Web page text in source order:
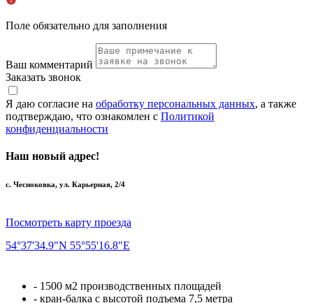
Поле обязательно для заполнения
Ваш комментарий
Заказать звонок
Я даю согласие на обработку персональных данных, а также
подтверждаю, что ознакомлен с Политикой
конфиденциальности
Наш новый адрес!
с. Чесноковка, ул. Карьерная, 2/4
Посмотреть карту проезда
54°37'34.9"N 55°55'16.8"E
- 1500 м2 производственных площадей
- кран-балка с высотой подъема 7,5 метра